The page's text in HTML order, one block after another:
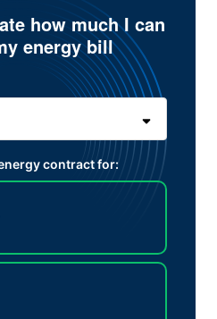
how much I can
energy bill
contract for: